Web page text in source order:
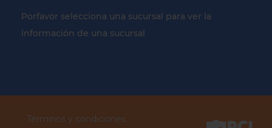
Porfavor selecciona una sucursal para ver la
información de una sucursal
Términos y condiciones